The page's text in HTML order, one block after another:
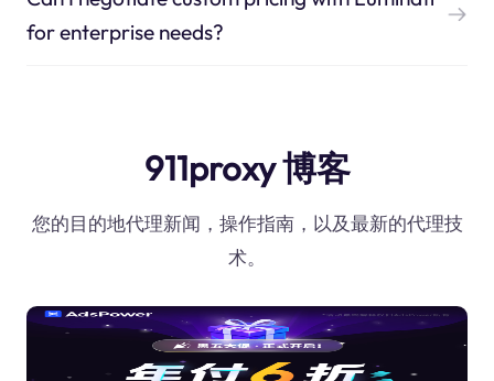
for enterprise needs?
911proxy 博客
您的目的地代理新闻，操作指南，以及最新的代理技
术。